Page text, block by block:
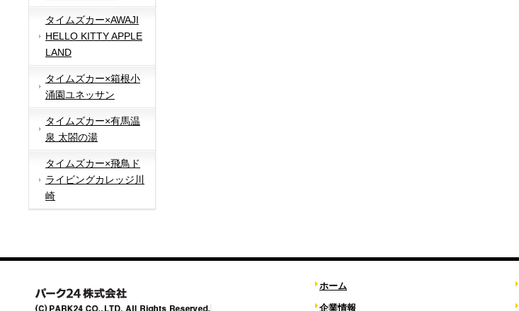
タイムズカー×AWAJI
HELLO KITTY APPLE
LAND
タイムズカー×箱根小
涌園ユネッサン
タイムズカー×有馬温
泉 太閤の湯
タイムズカー×飛鳥ド
ライビングカレッジ川
崎
ホーム
企業情報